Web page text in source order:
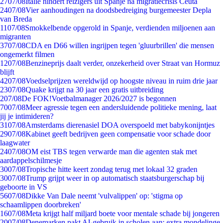
2407/08Vier aanhoudingen na doodsbedreiging burgemeester Depla
van Breda
1107/08Smokkelbende opgerold in Spanje, verdienden miljoenen aan
migranten
3707/08CDA en D66 willen ingrijpen tegen 'gluurbrillen' die mensen
ongemerkt filmen
1207/08Benzineprijs daalt verder, onzekerheid over Straat van Hormuz
blijft
4207/08Voedselprijzen wereldwijd op hoogste niveau in ruim drie jaar
2307/08Quake krijgt na 30 jaar een gratis uitbreiding
207/08De FOK!Voetbalmanager 2026/2027 is begonnen
7007/08Meer agressie tegen een andersluidende politieke mening, laat
jij je intimideren?
3107/08Amsterdams dierenasiel DOA overspoeld met babykonijntjes
2907/08Kabinet geeft bedrijven geen compensatie voor schade door
laagwater
2407/08OM eist TBS tegen verwarde man die agenten stak met
aardappelschilmesje
3007/08Tropische hitte keert zondag terug met lokaal 32 graden
3007/08Trump grijpt weer in op automatisch staatsburgerschap bij
geboorte in VS
5607/08Dikke Van Dale neemt 'vulvalippen' op: 'stigma op
schaamlippen doorbreken'
1607/08Meta krijgt half miljard boete voor mentale schade bij jongeren